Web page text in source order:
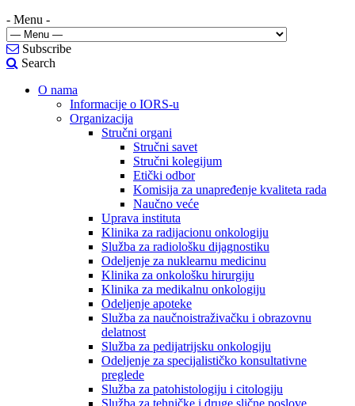
- Menu -
Subscribe
Search
O nama
Informacije o IORS-u
Organizacija
Stručni organi
Stručni savet
Stručni kolegijum
Etički odbor
Komisija za unapređenje kvaliteta rada
Naučno veće
Uprava instituta
Klinika za radijacionu onkologiju
Služba za radiološku dijagnostiku
Odeljenje za nuklearnu medicinu
Klinika za onkološku hirurgiju
Klinika za medikalnu onkologiju
Odeljenje apoteke
Služba za naučnoistraživačku i obrazovnu
delatnost
Služba za pedijatrijsku onkologiju
Odeljenje za specijalističko konsultativne
preglede
Služba za patohistologiju i citologiju
Služba za tehničke i druge slične poslove